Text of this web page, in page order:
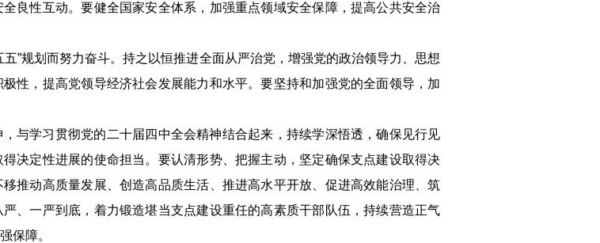
良性互动。要健全国家安全体系，加强重点领域安全保障，提高公共安全治
”规划而努力奋斗。持之以恒推进全面从严治党，增强党的政治领导力、思想
性，提高党领导经济社会发展能力和水平。要坚持和加强党的全面领导，加
与学习贯彻党的二十届四中全会精神结合起来，持续学深悟透，确保见行见
决定性进展的使命担当。要认清形势、把握主动，坚定确保支点建设取得决
推动高质量发展、创造高品质生活、推进高水平开放、促进高效能治理、筑
、一严到底，着力锻造堪当支点建设重任的高素质干部队伍，持续营造正气
保障。